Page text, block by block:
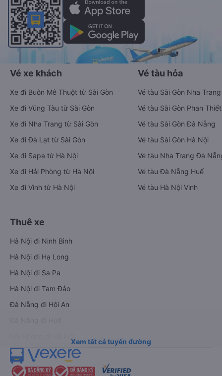
Vé xe khách
Xe đi Buôn Mê Thuột từ Sài Gòn
Xe đi Vũng Tàu từ Sài Gòn
Xe đi Nha Trang từ Sài Gòn
Xe đi Đà Lạt từ Sài Gòn
Xe đi Sapa từ Hà Nội
Xe đi Hải Phòng từ Hà Nội
Xe đi Vinh từ Hà Nội
Vé tàu hỏa
Vé tàu Sài Gòn Nha Trang
Vé tàu Sài Gòn Phan Thiết
Vé tàu Sài Gòn Đà Nẵng
Vé tàu Sài Gòn Hà Nội
Vé tàu Nha Trang Đà
Vé tàu Đà Nẵng Huế
Vé tàu Hà Nội Vinh
Thuê xe
Hà Nội đi Ninh Bình
Hà Nội đi Hạ Long
Hà Nội đi Sa Pa
Hà Nội đi Tam Đảo
Đà Nẵng đi Hội An
Xem tất cả tuyến đường